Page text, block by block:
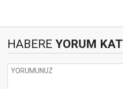
HABERE YORUM KAT